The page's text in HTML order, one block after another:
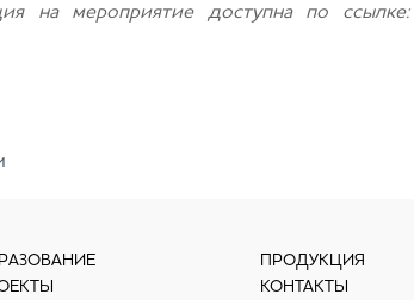
на мероприятие доступна по ссылке:
ПРОДУКЦИЯ
КОНТАКТЫ